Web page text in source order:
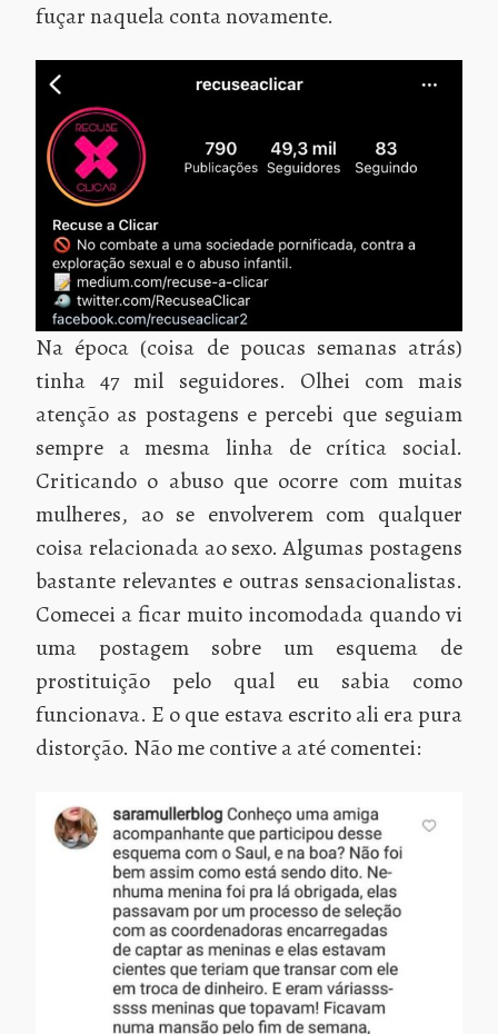
fuçar naquela conta novamente.
Na época (coisa de poucas semanas atrás)
tinha 47 mil seguidores. Olhei com mais
atenção as postagens e percebi que seguiam
sempre a mesma linha de crítica social.
Criticando o abuso que ocorre com muitas
mulheres, ao se envolverem com qualquer
coisa relacionada ao sexo. Algumas postagens
bastante relevantes e outras sensacionalistas.
Comecei a ficar muito incomodada quando vi
uma postagem sobre um esquema de
prostituição pelo qual eu sabia como
funcionava. E o que estava escrito ali era pura
distorção. Não me contive a até comentei: